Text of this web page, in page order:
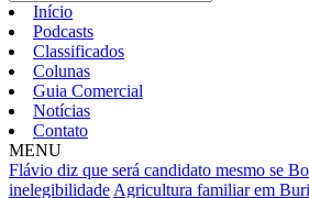
Início
Podcasts
Classificados
Colunas
Guia Comercial
Notícias
Contato
MENU
Flávio diz que será candidato mesmo se
inelegibilidade Agricultura familiar em